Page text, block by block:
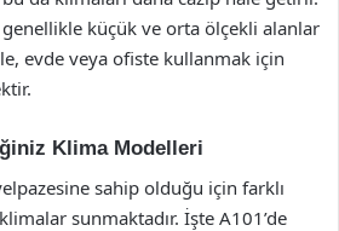
küçük ve orta ölçekli alanlar
evde veya ofiste kullanmak için
Klima Modelleri
sahip olduğu için farklı
sunmaktadır. İşte A101’de